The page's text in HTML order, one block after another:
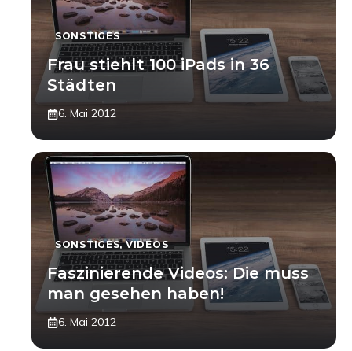
SONSTIGES
Frau stiehlt 100 iPads in 36
Städten
6. Mai 2012
SONSTIGES,VIDEOS
Faszinierende Videos: Die muss
man gesehen haben!
6. Mai 2012